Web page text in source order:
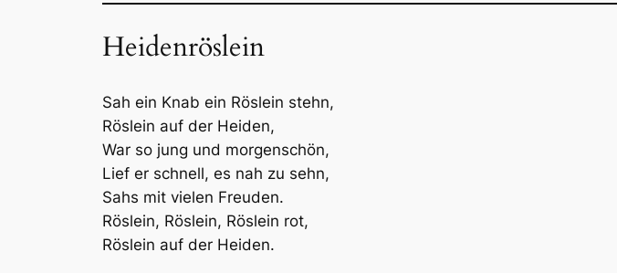
Heidenröslein
Sah ein Knab ein Röslein stehn,
Röslein auf der Heiden,
War so jung und morgenschön,
Lief er schnell, es nah zu sehn,
Sahs mit vielen Freuden.
Röslein, Röslein, Röslein rot,
Röslein auf der Heiden.